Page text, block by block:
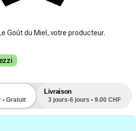
Goût du Miel, votre producteur.
• Gratuit
Livraison
3 jours-6 jours • 9.00 CHF